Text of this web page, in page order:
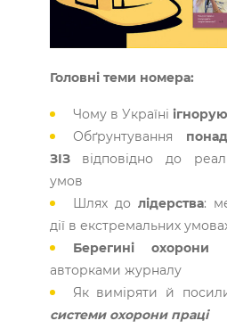
Головні теми номера:
Чому в Україні
Обґрунтування
ЗІЗвідповідно до
умов
Шлях до лідерства:
дії в екстремальних
Берегині охорони
авторками журналу
Як виміряти й
системи охорони праці